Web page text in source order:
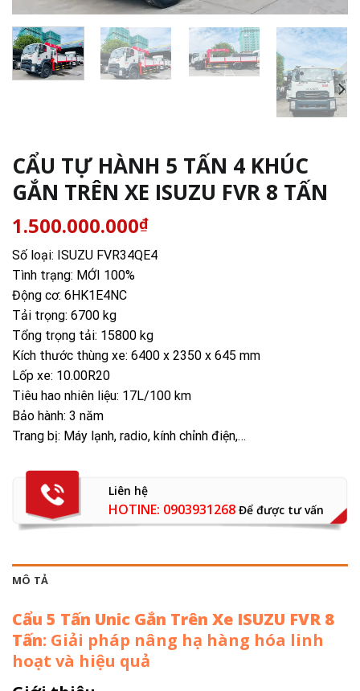
CẨU TỰ HÀNH 5 TẤN 4 KHÚC
GẮN TRÊN XE ISUZU FVR 8 TẤN
1.500.000.000₫
Số loại: ISUZU FVR34QE4
Tình trạng: MỚI 100%
Động cơ: 6HK1E4NC
Tải trọng: 6700 kg
Tổng trọng tải: 15800 kg
Kích thước thùng xe: 6400 x 2350 x 645 mm
Lốp xe: 10.00R20
Tiêu hao nhiên liệu: 17L/100 km
Bảo hành: 3 năm
Trang bị: Máy lạnh, radio, kính chỉnh điện,…
Liên hệ
HOTINE: 0903931268 Để được tư vấn
MÔ TẢ
Cẩu 5 Tấn Unic Gắn Trên Xe ISUZU FVR 8
Tấn: Giải pháp nâng hạ hàng hóa linh
hoạt và hiệu quả